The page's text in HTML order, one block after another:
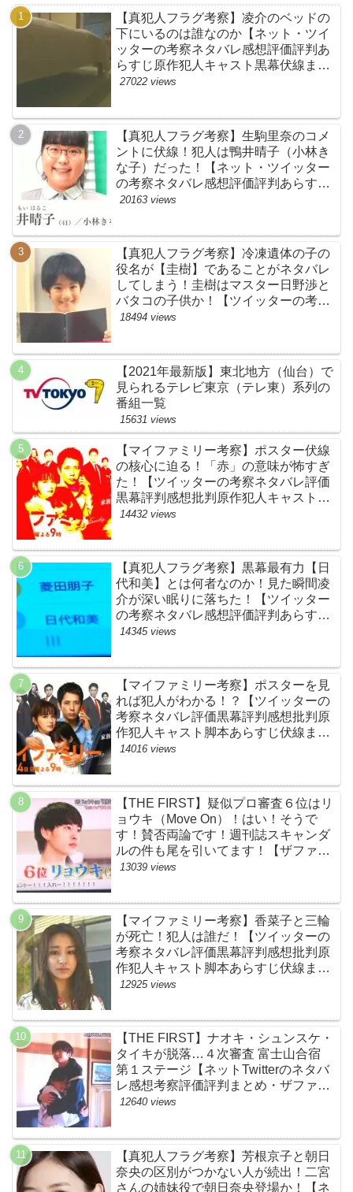
【真犯人フラグ考察】凌介のベッドの
下にいるのは誰なのか【ネット・ツイ
ッターの考察ネタバレ感想評価評判あ
らすじ原作犯人キャスト黒幕伏線まと
め】
27022 views
【真犯人フラグ考察】生駒里奈のコメ
ントに伏線！犯人は鴨井晴子（小林き
な子）だった！【ネット・ツイッター
の考察ネタバレ感想評価評判あらすじ
原作犯人キャスト黒幕伏線まとめ・鴨
20163 views
【真犯人フラグ考察】冷凍遺体の子の
役名が【圭樹】であることがネタバレ
してしまう！圭樹はマスター日野渉と
バタコの子供か！【ツイッターの考察
ネタバレ感想評価評判あらすじ原作犯
18494 views
【2021年最新版】東北地方（仙台）で
見られるテレビ東京（テレ東）系列の
番組一覧
15631 views
【マイファミリー考察】ポスター伏線
の核心に迫る！「赤」の意味が怖すぎ
た！【ツイッターの考察ネタバレ評価
黒幕評判感想批判原作犯人キャスト脚
本あらすじ伏線まとめ】
14432 views
【真犯人フラグ考察】黒幕最有力【日
代和美】とは何者なのか！見た瞬間凌
介が深い眠りに落ちた！【ツイッター
の考察ネタバレ感想評価評判あらすじ
原作犯人キャスト黒幕伏線まとめ】
14345 views
【マイファミリー考察】ポスターを見
れば犯人がわかる！？【ツイッターの
考察ネタバレ評価黒幕評判感想批判原
作犯人キャスト脚本あらすじ伏線まと
め】
14016 views
【THE FIRST】疑似プロ審査６位はリ
ョウキ（Move On）！はい！そうで
す！賛否両論です！週刊誌スキャンダ
ルの件も尾を引いてます！【ザファー
スト・ネットのネタバレ感想考察まと
13039 views
【マイファミリー考察】香菜子と三輪
が死亡！犯人は誰だ！【ツイッターの
考察ネタバレ評価黒幕評判感想批判原
作犯人キャスト脚本あらすじ伏線まと
め】
12925 views
【THE FIRST】ナオキ・シュンスケ・
タイキが脱落…４次審査 富士山合宿
第１ステージ【ネットTwitterのネタバ
レ感想考察評価評判まとめ・ザファー
スト・スッキリ・BE:FIRST・ビーフ
12640 views
【真犯人フラグ考察】芳根京子と朝日
奈央の区別がつかない人が続出！二宮
さんの姉妹役で朝日奈央登場か！【ネ